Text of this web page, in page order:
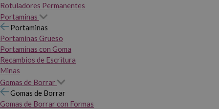
Rotuladores Permanentes
Portaminas
Portaminas
Portaminas Grueso
Portaminas con Goma
Recambios de Escritura
Minas
Gomas de Borrar
Gomas de Borrar
Gomas de Borrar con Formas